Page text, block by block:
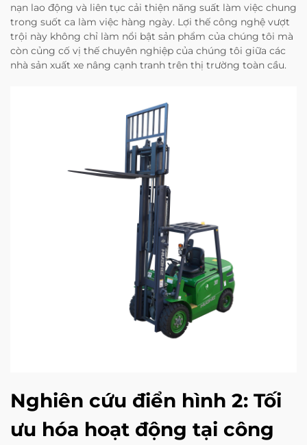
nạn lao động và liên tục cải thiện năng suất làm việc chung
trong suốt ca làm việc hàng ngày. Lợi thế công nghệ vượt
trội này không chỉ làm nổi bật sản phẩm của chúng tôi mà
còn củng cố vị thế chuyên nghiệp của chúng tôi giữa các
nhà sản xuất xe nâng cạnh tranh trên thị trường toàn cầu.
Nghiên cứu điển hình 2: Tối
ưu hóa hoạt động tại công